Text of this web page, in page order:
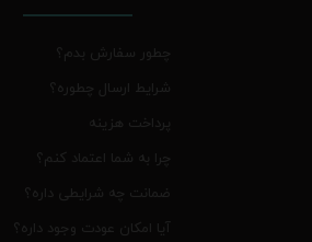
چطور سفارش بدم؟
شرایط ارسال چطوره؟
پرداخت هزینه
چرا به شما اعتماد کنم؟
ضمانت چه شرایطی داره؟
آیا امکان عودت وجود داره؟